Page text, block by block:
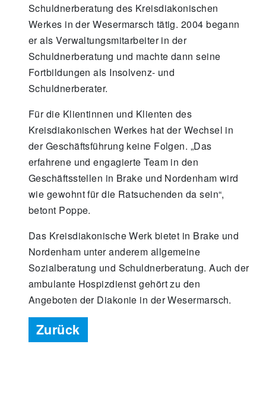
Schuldnerberatung des Kreisdiakonischen
Werkes in der Wesermarsch tätig. 2004 begann
er als Verwaltungsmitarbeiter in der
Schuldnerberatung und machte dann seine
Fortbildungen als Insolvenz- und
Schuldnerberater.
Für die Klientinnen und Klienten des
Kreisdiakonischen Werkes hat der Wechsel in
der Geschäftsführung keine Folgen. „Das
erfahrene und engagierte Team in den
Geschäftsstellen in Brake und Nordenham wird
wie gewohnt für die Ratsuchenden da sein“,
betont Poppe.
Das Kreisdiakonische Werk bietet in Brake und
Nordenham unter anderem allgemeine
Sozialberatung und Schuldnerberatung. Auch der
ambulante Hospizdienst gehört zu den
Angeboten der Diakonie in der Wesermarsch.
Zurück